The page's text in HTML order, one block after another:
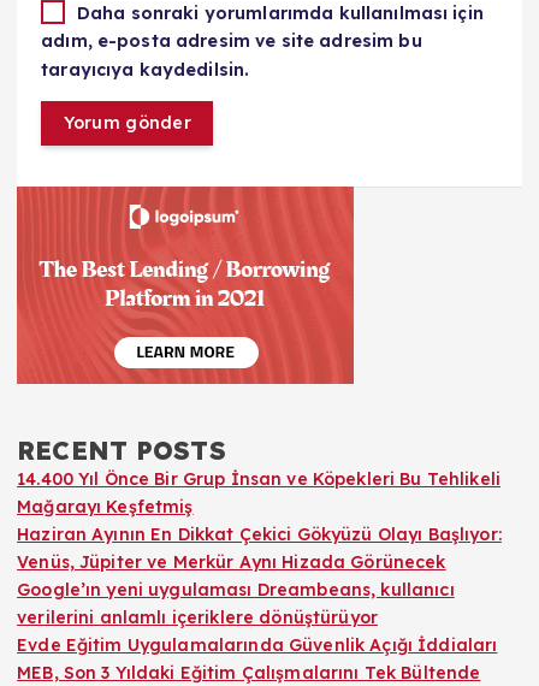
Daha sonraki yorumlarımda kullanılması için
adım, e-posta adresim ve site adresim bu
tarayıcıya kaydedilsin.
RECENT POSTS
14.400 Yıl Önce Bir Grup İnsan ve Köpekleri Bu Tehlikeli
Mağarayı Keşfetmiş
Haziran Ayının En Dikkat Çekici Gökyüzü Olayı Başlıyor:
Venüs, Jüpiter ve Merkür Aynı Hizada Görünecek
Google’ın yeni uygulaması Dreambeans, kullanıcı
verilerini anlamlı içeriklere dönüştürüyor
Evde Eğitim Uygulamalarında Güvenlik Açığı İddiaları
MEB, Son 3 Yıldaki Eğitim Çalışmalarını Tek Bültende